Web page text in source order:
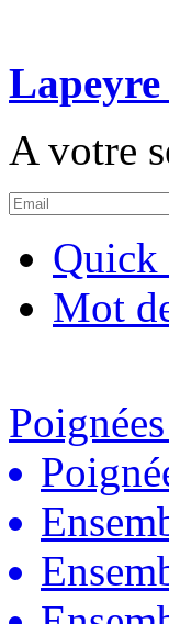
A votre
Quick
Mot